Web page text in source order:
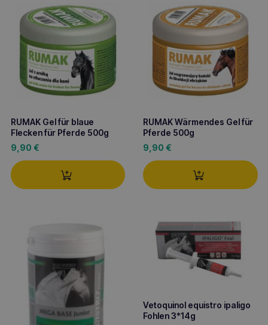
RUMAK Gel für blaue
Flecken für Pferde 500g
9,90 €
RUMAK Wärmendes Gel für
Pferde 500g
9,90 €
Vetoquinol equistro ipaligo
Fohlen 3*14g